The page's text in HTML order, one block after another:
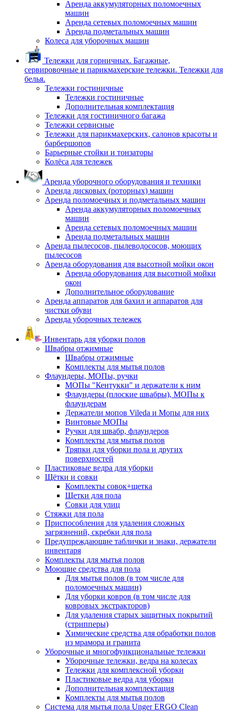
Аренда аккумуляторных поломоечных
машин
Аренда сетевых поломоечных машин
Аренда подметальных машин
Колеса для уборочных машин
Тележки для горничных. Багажные,
сервировочные и парикмахерские тележки. Тележки для
белья.
Тележки гостиничные
Тележки гостиничные
Дополнительная комплектация
Тележки для гостиничного багажа
Тележки сервисные
Тележки для парикмахерских, салонов красоты и
барбершопов
Барьерные стойки и тонзаторы
Колёса для тележек
Аренда уборочного оборудования и техники
Аренда дисковых (роторных) машин
Аренда поломоечных и подметальных машин
Аренда аккумуляторных поломоечных
машин
Аренда сетевых поломоечных машин
Аренда подметальных машин
Аренда пылесосов, пылеводососов, моющих
пылесосов
Аренда оборудования для высотной мойки окон
Аренда оборудования для высотной мойки
окон
Дополнительное оборудование
Аренда аппаратов для бахил и аппаратов для
чистки обуви
Аренда уборочных тележек
Инвентарь для уборки полов
Швабры отжимные
Швабры отжимные
Комплекты для мытья полов
Флаундеры, МОПы, ручки
МОПы "Кентукки" и держатели к ним
Флаундеры (плоские швабры), МОПы к
флаундерам
Держатели мопов Vileda и Мопы для них
Винтовые МОПы
Ручки для швабр, флаундеров
Комплекты для мытья полов
Тряпки для уборки пола и других
поверхностей
Пластиковые ведра для уборки
Щётки и совки
Комплекты совок+щетка
Щетки для пола
Совки для улиц
Стяжки для пола
Приспособления для удаления сложных
загрязнений, скребки для пола
Предупреждающие таблички и знаки, держатели
инвентаря
Комплекты для мытья полов
Моющие средства для пола
Для мытья полов (в том числе для
поломоечных машин)
Для уборки ковров (в том числе для
ковровых экстракторов)
Для удаления старых защитных покрытий
(стрипперы)
Химические средства для обработки полов
из мрамора и гранита
Уборочные и многофункциональные тележки
Уборочные тележки, ведра на колесах
Тележки для комплексной уборки
Пластиковые ведра для уборки
Дополнительная комплектация
Комплекты для мытья полов
Система для мытья пола Unger ERGO Clean